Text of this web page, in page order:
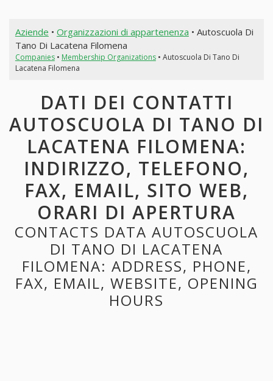
Aziende • Organizzazioni di appartenenza • Autoscuola Di
Tano Di Lacatena Filomena
Companies• Membership Organizations• Autoscuola Di Tano Di
Lacatena Filomena
DATI DEI CONTATTI
AUTOSCUOLA DI TANO DI
LACATENA FILOMENA:
INDIRIZZO, TELEFONO,
FAX, EMAIL, SITO WEB,
ORARI DI APERTURA
CONTACTS DATA AUTOSCUOLA
DI TANO DI LACATENA
FILOMENA: ADDRESS, PHONE,
FAX, EMAIL, WEBSITE, OPENING
HOURS